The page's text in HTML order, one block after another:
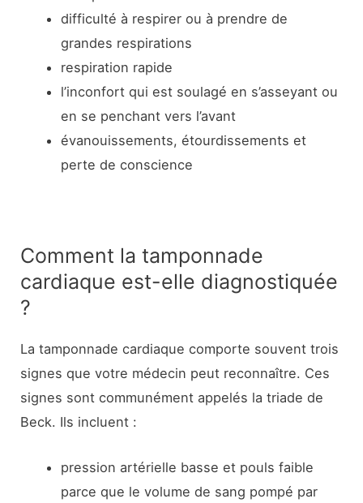
difficulté à respirer ou à prendre de
grandes respirations
respiration rapide
l’inconfort qui est soulagé en s’asseyant ou
en se penchant vers l’avant
évanouissements, étourdissements et
perte de conscience
Comment la tamponnade
cardiaque est-elle diagnostiquée
?
La tamponnade cardiaque comporte souvent trois
signes que votre médecin peut reconnaître. Ces
signes sont communément appelés la triade de
Beck. Ils incluent :
pression artérielle basse et pouls faible
parce que le volume de sang pompé par